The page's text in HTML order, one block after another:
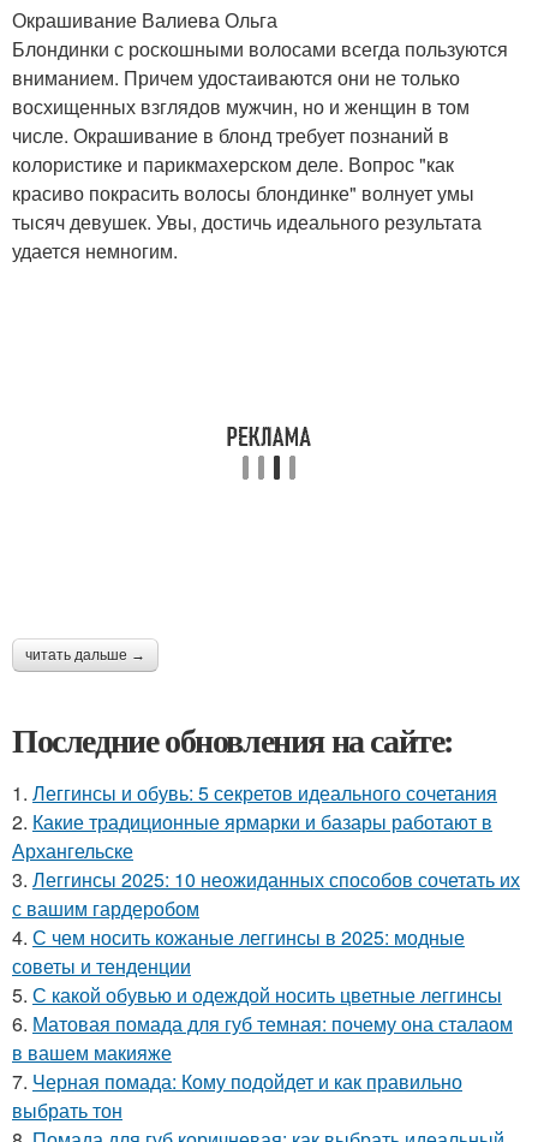
Окрашивание Валиева Ольга
Блондинки с роскошными волосами всегда пользуются
вниманием. Причем удостаиваются они не только
восхищенных взглядов мужчин, но и женщин в том
числе. Окрашивание в блонд требует познаний в
колористике и парикмахерском деле. Вопрос "как
красиво покрасить волосы блондинке" волнует умы
тысяч девушек. Увы, достичь идеального результата
удается немногим.
читать дальше →
Последние обновления на сайте:
1. Леггинсы и обувь: 5 секретов идеального сочетания
2. Какие традиционные ярмарки и базары работают в
Архангельске
3. Леггинсы 2025: 10 неожиданных способов сочетать их
с вашим гардеробом
4. С чем носить кожаные леггинсы в 2025: модные
советы и тенденции
5. С какой обувью и одеждой носить цветные леггинсы
6. Матовая помада для губ темная: почему она сталаом
в вашем макияже
7. Черная помада: Кому подойдет и как правильно
выбрать тон